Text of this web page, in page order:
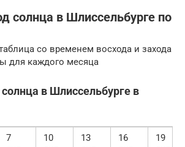
солнца в Шлиссельбурге по
со временем восхода и захода
для каждого месяца
солнца в Шлиссельбурге в
7
10
13
16
19